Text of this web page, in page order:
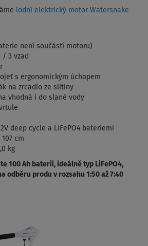
lodní elektrický motor Watersnake
není součástí motoru)
/ 3 vzad
s ergonomickým úchopem
na zrcadlo ze slitiny
vhodná i do slané vody
deep cycle a LiFePO4 bateriemi
cm
kg
100 Ah baterii, ideálně typ LiFePO4,
odběru produ v rozsahu 1:50 až 7:40